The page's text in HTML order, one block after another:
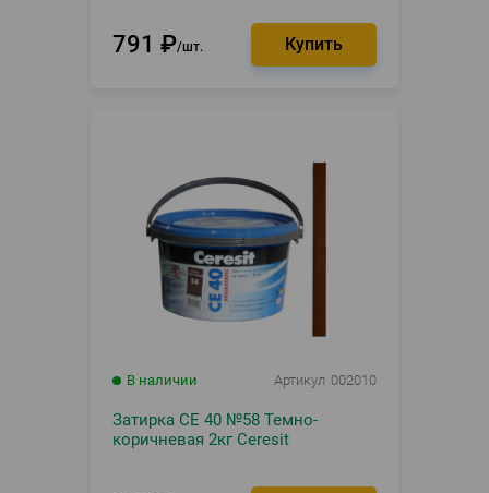
791 ₽ шт.
В наличии Артикул 002010
Затирка CE 40 №58 Темно-
коричневая 2кг Ceresit